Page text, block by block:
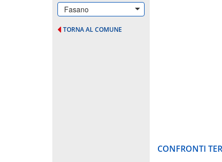
Fasano
TORNA AL COMUNE
CONFRONTI